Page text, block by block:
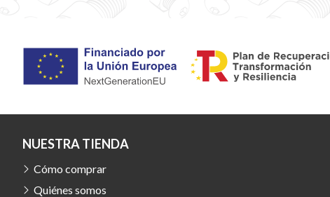
NUESTRA TIENDA
Cómo comprar
Quiénes somos